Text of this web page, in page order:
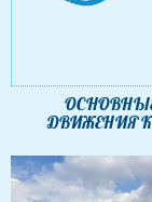
ДВИЖЕНИЯ